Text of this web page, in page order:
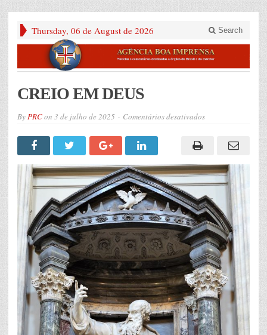
Thursday, 06 de August de 2026 Search
CREIO EM DEUS
ByPRCon 3 de julho de 2025 Comentários desativadosem